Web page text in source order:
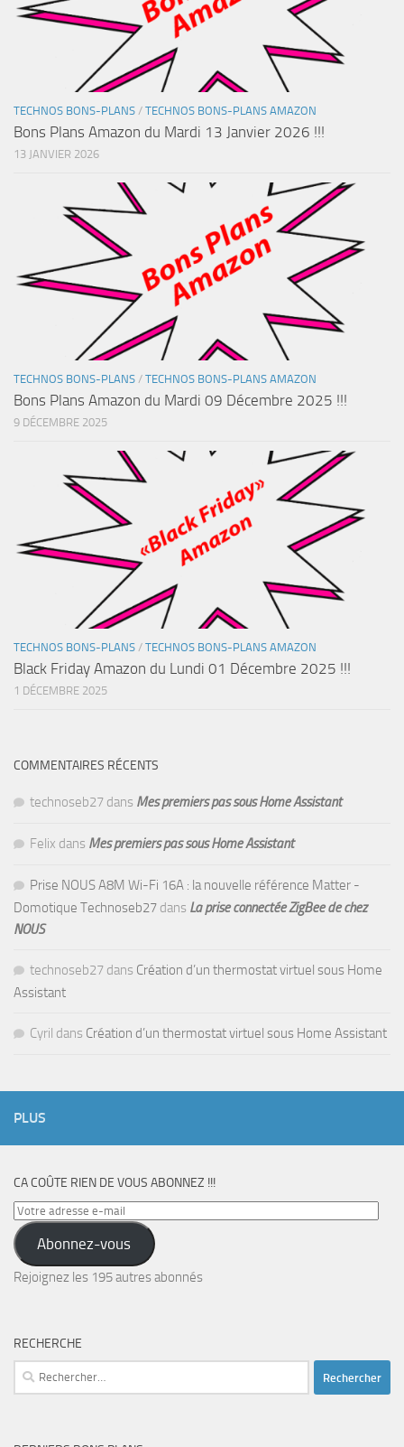
TECHNOS BONS-PLANS / TECHNOS BONS-PLANS AMAZON
Bons Plans Amazon du Mardi 13 Janvier 2026 !!!
13 JANVIER 2026
TECHNOS BONS-PLANS / TECHNOS BONS-PLANS AMAZON
Bons Plans Amazon du Mardi 09 Décembre 2025 !!!
9 DÉCEMBRE 2025
TECHNOS BONS-PLANS / TECHNOS BONS-PLANS AMAZON
Black Friday Amazon du Lundi 01 Décembre 2025 !!!
1 DÉCEMBRE 2025
COMMENTAIRES RÉCENTS
technoseb27 dans Mes premiers pas sous Home Assistant
Felix dans Mes premiers pas sous Home Assistant
Prise NOUS A8M Wi-Fi 16A : la nouvelle référence Matter -
Domotique Technoseb27 dans La prise connectée ZigBee de chez
NOUS
technoseb27 dans Création d’un thermostat virtuel sous Home
Assistant
Cyril dans Création d’un thermostat virtuel sous Home Assistant
PLUS
CA COÛTE RIEN DE VOUS ABONNEZ !!!
Votre
adresse
e-
mail
Abonnez-vous
Rejoignez les 195 autres abonnés
RECHERCHE
Rechercher :